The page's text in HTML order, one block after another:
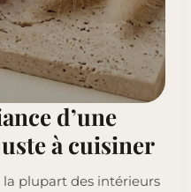
d’une
à cuisiner
la plupart des intérieurs